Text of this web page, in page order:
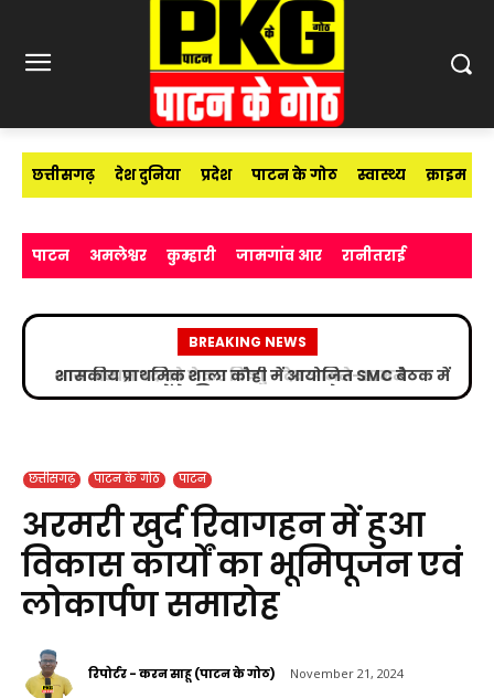
छत्तीसगढ़ देश दुनिया प्रदेश पाटन के गोठ स्वास्थ्य क्राइम
पाटन अमलेश्वर कुम्हारी जामगांव आर रानीतराई
BREAKING NEWS
शासकीय प्राथमिक शाला कौही में आयोजित SMC बैठक में
बच्चों के शिक्षा गुणवत्ता पर फोकस
छत्तीसगढ़ पाटन के गोठ पाटन
अरमरी खुर्द रिवागहन में हुआ
विकास कार्यों का भूमिपूजन एवं
लोकार्पण समारोह
रिपोर्टर - करन साहू (पाटन के गोठ) November 21, 2024